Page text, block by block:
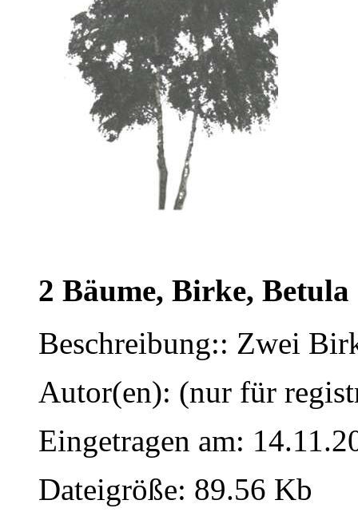
2 Bäume, Birke, Betula
Beschreibung:: Zwei
Autor(en): (nur für
Eingetragen am:
Dateigröße: 89.56 Kb